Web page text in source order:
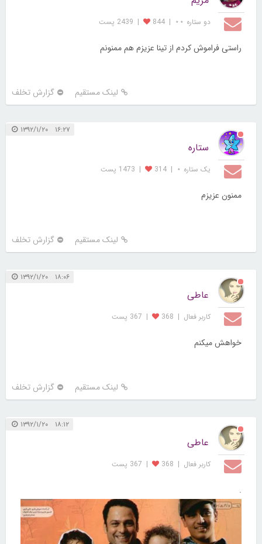
دو ستاره ⋆⋆ |
844
| 2439 پست
راستی فراموش کردم از تینا عزیزم هم ممنونم
لینک مستقیم گزارش تخلف
۱۶:۲۷ ۱۳۹۲/۱/۲۰
ستاره
یک ستاره ⋆ |
314
| 1473 پست
ممنون عزیزم
لینک مستقیم گزارش تخلف
۱۸:۰۶ ۱۳۹۲/۱/۲۰
عاطی
کاربر فعال |
368
| 367 پست
خواهش میکنم
لینک مستقیم گزارش تخلف
۱۸:۱۲ ۱۳۹۲/۱/۲۰
عاطی
کاربر فعال |
368
| 367 پست
.